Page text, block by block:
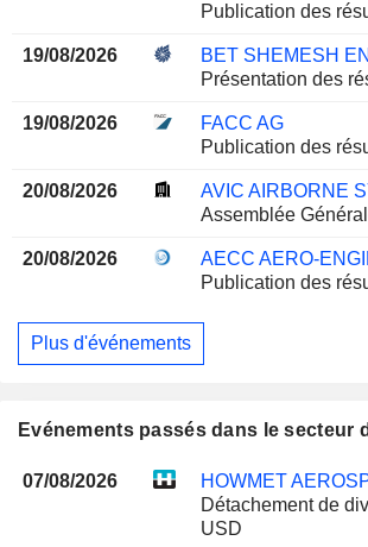
Publication des
19/08/2026
Présentation des
19/08/2026
FACC AG
Publication des
20/08/2026
Assemblée
20/08/2026
Publication des
Plus d'événements
Evénements passés dans le secteur
07/08/2026
HOWMET
Détachement de
USD